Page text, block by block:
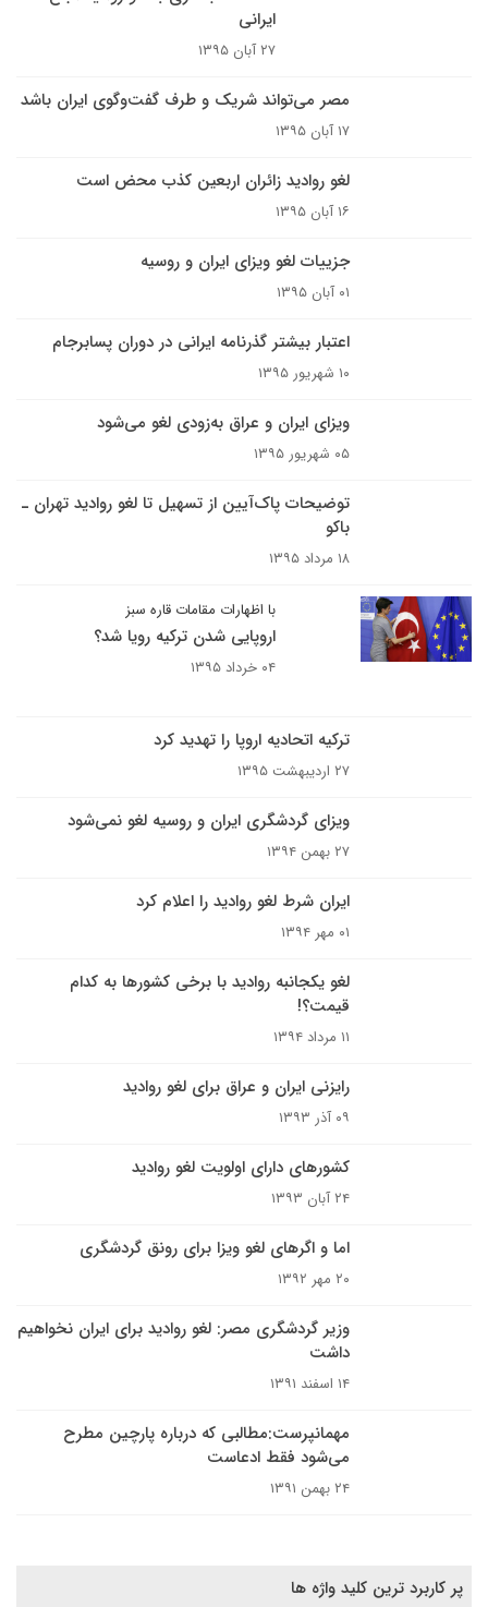
ایرانی
۲۷ آبان ۱۳۹۵
مصر می‌تواند شریک و طرف گفت‌وگوی ایران باشد
۱۷ آبان ۱۳۹۵
لغو روادید زائران اربعین کذب محض است
۱۶ آبان ۱۳۹۵
جزییات لغو ویزای ایران و روسیه
۰۱ آبان ۱۳۹۵
اعتبار بیشتر گذرنامه ایرانی در دوران پسابرجام
۱۰ شهریور ۱۳۹۵
ویزای ایران و عراق به‌زودی لغو می‌شود
۰۵ شهریور ۱۳۹۵
توضیحات پاک‌آیین از تسهیل تا لغو روادید تهران ـ
باکو
۱۸ مرداد ۱۳۹۵
با اظهارات مقامات قاره سبز
اروپایی شدن ترکیه رویا شد؟
۰۴ خرداد ۱۳۹۵
ترکیه اتحادیه اروپا را تهدید کرد
۲۷ اردیبهشت ۱۳۹۵
ویزای گردشگری ایران و روسیه لغو نمی‌شود
۲۷ بهمن ۱۳۹۴
ایران شرط لغو روادید را اعلام کرد
۰۱ مهر ۱۳۹۴
لغو یکجانبه روادید با برخی کشورها به کدام
قیمت؟!
۱۱ مرداد ۱۳۹۴
رایزنی ایران و عراق برای لغو روادید
۰۹ آذر ۱۳۹۳
کشورهای دارای اولویت لغو روادید
۲۴ آبان ۱۳۹۳
اما و اگرهای لغو ویزا برای رونق گردشگری
۲۰ مهر ۱۳۹۲
وزیر گردشگری مصر: لغو روادید برای ایران نخواهیم
داشت
۱۴ اسفند ۱۳۹۱
مهمانپرست:مطالبی که درباره پارچین مطرح
می‌شود فقط ادعاست
۲۴ بهمن ۱۳۹۱
پر کاربرد ترین کلید واژه ها